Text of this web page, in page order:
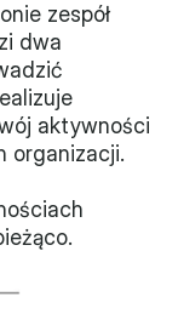
zespół
dwa
aktywności
organizacji.